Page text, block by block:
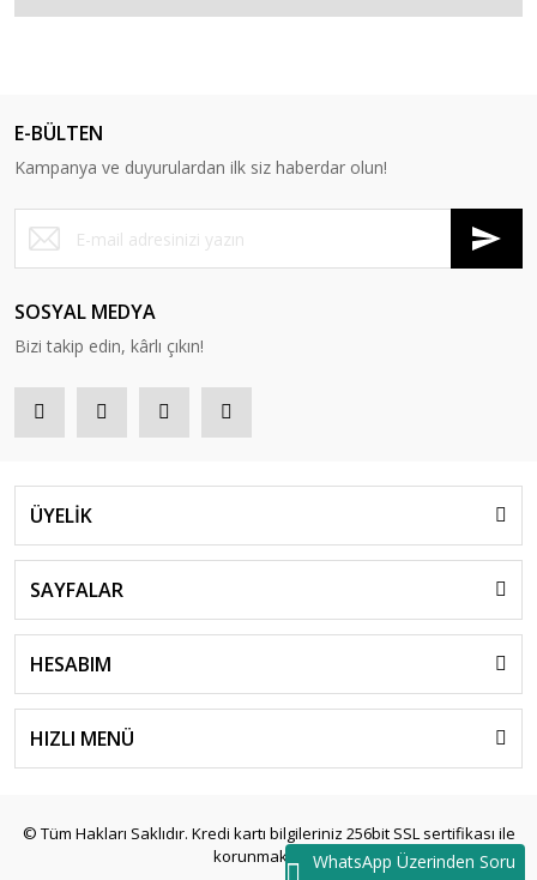
WhatsApp Üzerinden Soru
E-BÜLTEN
Kampanya ve duyurulardan ilk siz haberdar olun!
SOSYAL MEDYA
Bizi takip edin, kârlı çıkın!
ÜYELİK
SAYFALAR
HESABIM
HIZLI MENÜ
© Tüm Hakları Saklıdır. Kredi kartı bilgileriniz 256bit SSL sertifikası ile
korunmaktadır.